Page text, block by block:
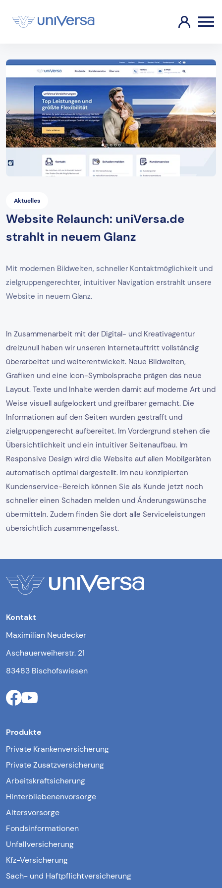
Aktuelles
Website Relaunch: uniVersa.de
strahlt in neuem Glanz
Mit modernen Bildwelten, schneller Kontaktmöglichkeit und
zielgruppengerechter, intuitiver Navigation erstrahlt unsere
Website in neuem Glanz.
In Zusammenarbeit mit der Digital- und Kreativagentur
dreizunull haben wir unseren Internetauftritt vollständig
überarbeitet und weiterentwickelt. Neue Bildwelten,
Grafiken und eine Icon-Symbolsprache prägen das neue
Layout. Texte und Inhalte werden damit auf moderne Art und
Weise visuell aufgelockert und greifbarer gemacht. Die
Informationen auf den Seiten wurden gestrafft und
zielgruppengerecht aufbereitet. Im Vordergrund stehen die
Übersichtlichkeit und ein intuitiver Seitenaufbau. Im
Responsive Design wird die Website auf allen Mobilgeräten
automatisch optimal dargestellt. Im neu konzipierten
Kundenservice-Bereich können Sie als Kunde jetzt noch
schneller einen Schaden melden und Änderungswünsche
übermitteln. Zudem finden Sie dort alle Serviceleistungen
übersichtlich zusammengefasst.
Kontakt
Maximilian Neudecker
Aschauerweiherstr. 21
83483 Bischofswiesen
Produkte
Private Krankenversicherung
Private Zusatzversicherung
Arbeitskraftsicherung
Hinterbliebenenvorsorge
Altersvorsorge
Fondsinformationen
Unfallversicherung
Kfz-Versicherung
Sach- und Haftpflichtversicherung